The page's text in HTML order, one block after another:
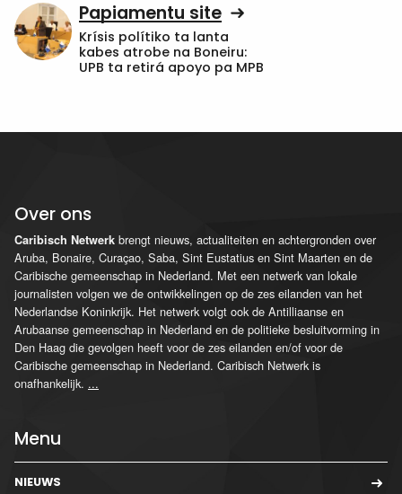
Papiamentu site
Krísis polítiko ta lanta
kabes atrobe na Boneiru:
UPB ta retirá apoyo pa MPB
Over ons
Caribisch Netwerk brengt nieuws, actualiteiten en achtergronden over
Aruba, Bonaire, Curaçao, Saba, Sint Eustatius en Sint Maarten en de
Caribische gemeenschap in Nederland. Met een netwerk van lokale
journalisten volgen we de ontwikkelingen op de zes eilanden van het
Nederlandse Koninkrijk. Het netwerk volgt ook de Antilliaanse en
Arubaanse gemeenschap in Nederland en de politieke besluitvorming in
Den Haag die gevolgen heeft voor de zes eilanden en/of voor de
Caribische gemeenschap in Nederland. Caribisch Netwerk is
onafhankelijk. ...
Menu
NIEUWS